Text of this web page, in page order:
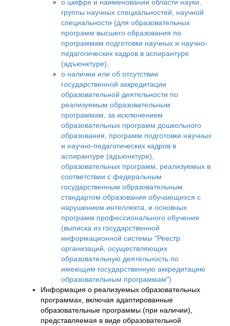
о шифре и наименовании области науки,
группы научных специальностей, научной
специальности (для образовательных
программ высшего образования по
программам подготовки научных и научно-
педагогических кадров в аспирантуре
(адъюнктуре);
о наличии или об отсутствии
государственной аккредитации
образовательной деятельности по
реализуемым образовательным
программам, за исключением
образовательных программ дошкольного
образования, программ подготовки научных
и научно-педагогических кадров в
аспирантуре (адъюнктуре),
образовательных программ, реализуемых в
соответствии с федеральным
государственным образовательным
стандартом образования обучающихся с
нарушением интеллекта, и основных
программ профессионального обучения
(выписка из государственной
информационной системы "Реестр
организаций, осуществляющих
образовательную деятельность по
имеющим государственную аккредитацию
образовательным программам")
Информация о реализуемых образовательных
программах, включая адаптированные
образовательные программы (при наличии),
представляемая в виде образовательной